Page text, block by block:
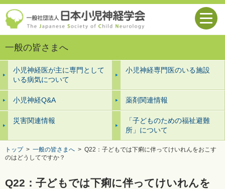
一般の皆さまへ
小児神経医が主に専門として
いる病気について
小児神経専門医のいる施設
小児神経Q&A 薬剤関連情報
災害関連情報
「子どものための福祉避難
所」について
トップ> 一般の皆さまへ > Q22：子どもでは下痢に伴ってけいれんをおこす
のはどうしてですか？
Q22：子どもでは下痢に伴ってけいれんを